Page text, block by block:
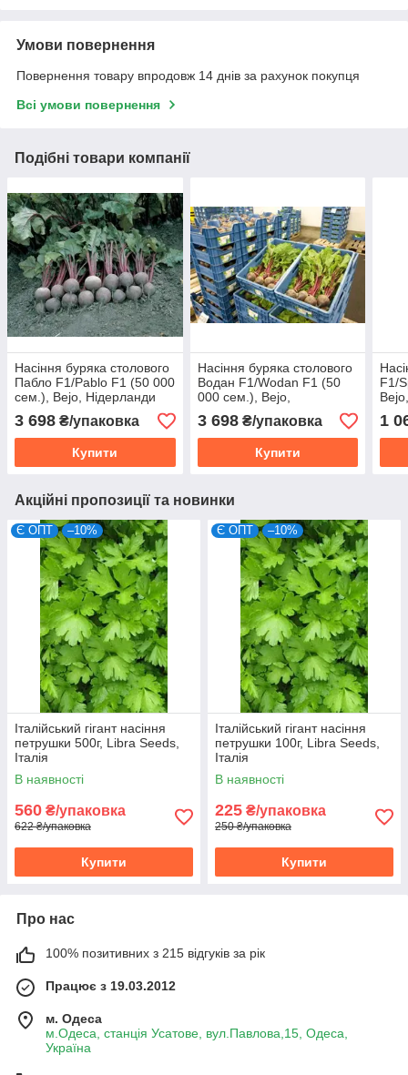
Умови повернення
Повернення товару впродовж 14 днів за рахунок покупця
Всі умови повернення
Подібні товари компанії
Насіння буряка столового
Пабло F1/Pablo F1 (50 000
сем.), Bejo, Нідерланди
3 698 ₴/упаковка
Купити
Насіння буряка столового
Водан F1/Wodan F1 (50
000 сем.), Bejo,
Нідерланди
3 698₴/упаковка
Купити
F1/
1
Акційні пропозиції та новинки
Є ОПТ –10%
Італійський гігант насіння
петрушки 500г, Libra Seeds,
Італія
В наявності
560 ₴/упаковка
622 ₴/упаковка
Купити
Є ОПТ –10%
Італійський гігант насіння
петрушки 100г, Libra Seeds,
Італія
В наявності
225 ₴/упаковка
250 ₴/упаковка
Купити
Про нас
100% позитивних з 215 відгуків за рік
Працює з 19.03.2012
м. Одеса
м.Одеса, станція Усатове, вул.Павлова,15, Одеса,
Україна